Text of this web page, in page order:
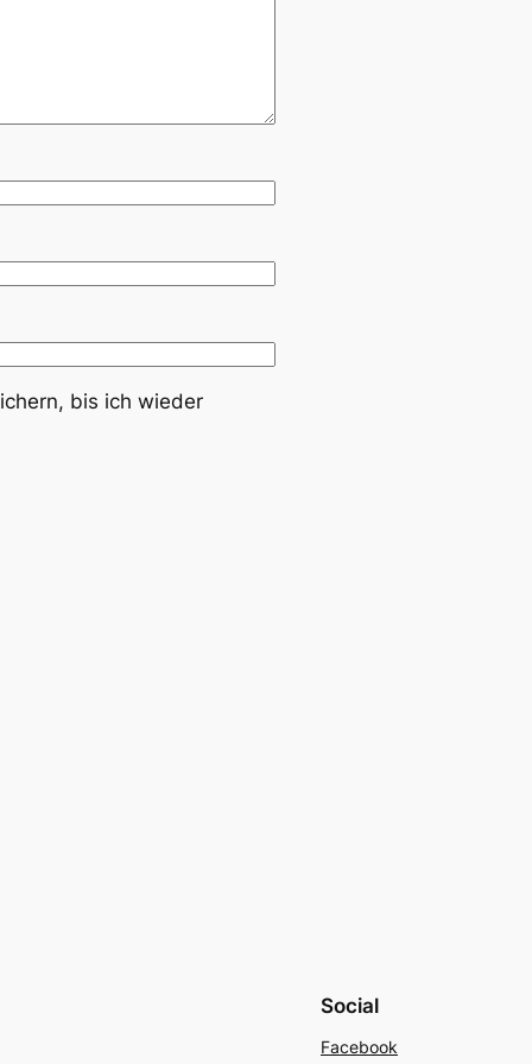
bis ich wieder
Social
Facebook